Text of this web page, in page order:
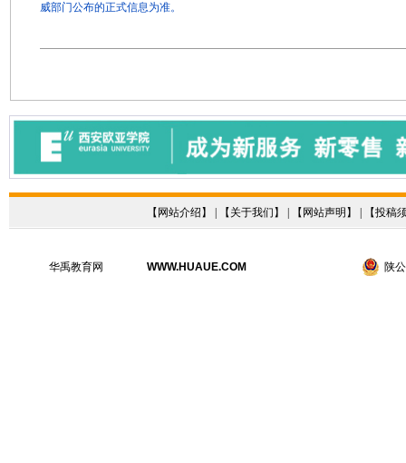
威部门公布的正式信息为准。
【 网站介绍 】 | 【 关于我们 】 | 【 网站声明 】 | 【投稿
华禹教育网 WWW.HUAUE.COM 陕